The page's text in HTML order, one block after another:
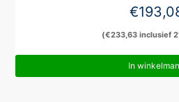
€
(€233,63inclusief
In